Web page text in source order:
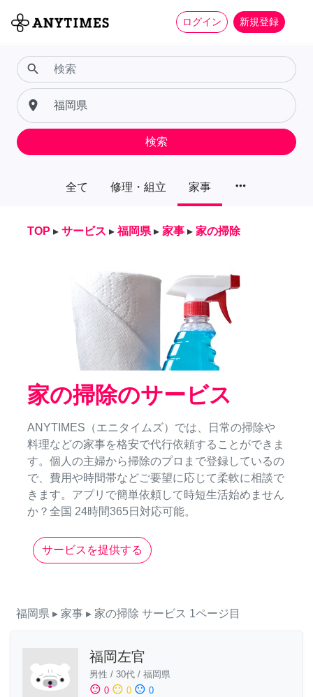
ログイン 新規登録
全て 修理・組立 家事 more_horiz
search
place
検索
TOP ▸ サービス ▸ 福岡県 ▸ 家事 ▸ 家の掃除
家の掃除のサービス
ANYTIMES（エニタイムズ）では、日常の掃除や
料理などの家事を格安で代行依頼することができま
す。個人の主婦から掃除のプロまで登録しているの
で、費用や時間帯などご要望に応じて柔軟に相談で
きます。アプリで簡単依頼して時短生活始めません
か？全国 24時間365日対応可能。
サービスを提供する
福岡県 ▸ 家事 ▸ 家の掃除 サービス 1ページ目
福岡左官
男性 / 30代 / 福岡県
sentiment_satisfied 0 sentiment_neutral 0 sentiment_dissatisfied 0